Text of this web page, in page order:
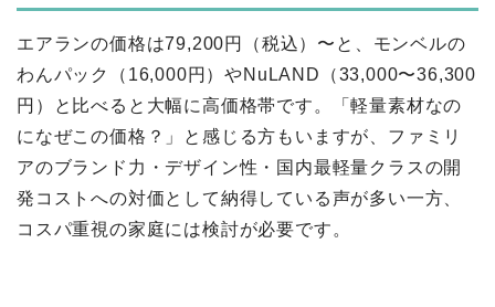
エアランの価格は79,200円（税込）〜と、モンベルの
わんパック（16,000円）やNuLAND（33,000〜36,300
円）と比べると大幅に高価格帯です。「軽量素材なの
になぜこの価格？」と感じる方もいますが、ファミリ
アのブランド力・デザイン性・国内最軽量クラスの開
発コストへの対価として納得している声が多い一方、
コスパ重視の家庭には検討が必要です。